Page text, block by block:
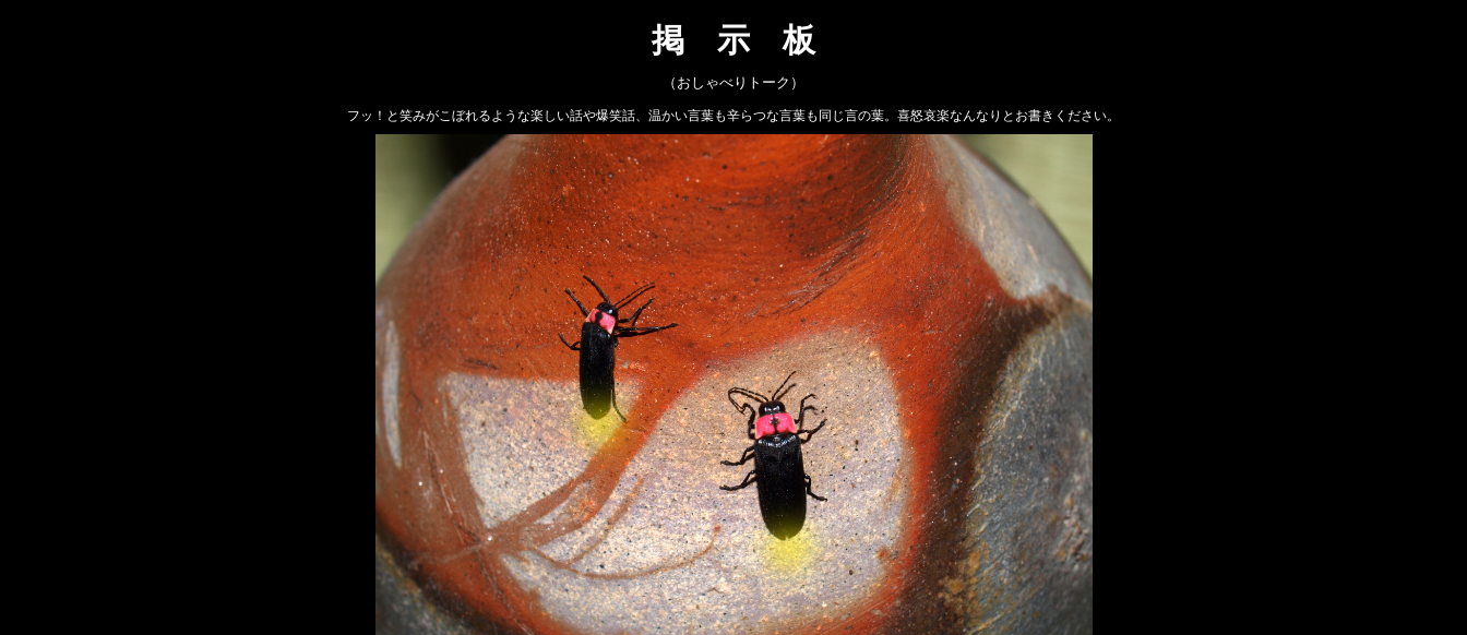
掲 示 板
（おしゃべりトーク）
フッ！と笑みがこぼれるような楽しい話や爆笑話、温かい言葉も辛らつな言葉も同じ言の葉。喜怒哀楽なんなりとお書きください。